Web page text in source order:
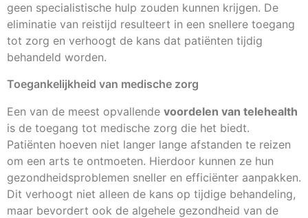
geen specialistische hulp zouden kunnen krijgen. De
eliminatie van reistijd resulteert in een snellere toegang
tot zorg en verhoogt de kans dat patiënten tijdig
behandeld worden.
Toegankelijkheid van medische zorg
Een van de meest opvallende voordelen van telehealth
is de toegang tot medische zorg die het biedt.
Patiënten hoeven niet langer lange afstanden te reizen
om een arts te ontmoeten. Hierdoor kunnen ze hun
gezondheidsproblemen sneller en efficiënter aanpakken.
Dit verhoogt niet alleen de kans op tijdige behandeling,
maar bevordert ook de algehele gezondheid van de